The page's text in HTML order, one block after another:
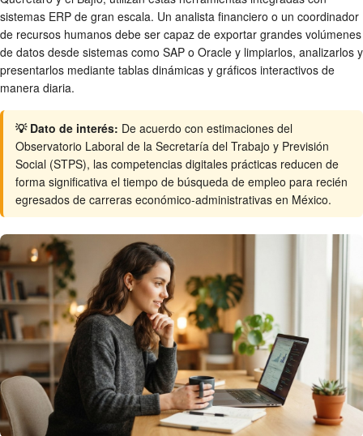
sistemas ERP de gran escala. Un analista financiero o un coordinador
de recursos humanos debe ser capaz de exportar grandes volúmenes
de datos desde sistemas como SAP o Oracle y limpiarlos, analizarlos y
presentarlos mediante tablas dinámicas y gráficos interactivos de
manera diaria.
💡 Dato de interés: De acuerdo con estimaciones del
Observatorio Laboral de la Secretaría del Trabajo y Previsión
Social (STPS), las competencias digitales prácticas reducen de
forma significativa el tiempo de búsqueda de empleo para recién
egresados de carreras económico-administrativas en México.